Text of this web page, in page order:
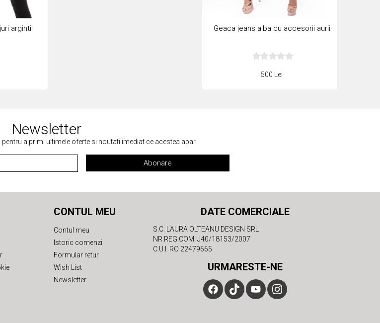
argintii Geaca jeans alba cu accesorii aurii
500 Lei
Newsletter
a primi ultimele oferte si noutati imediat ce acestea apar
Abonare
CONTUL MEU
Contul meu
Istoric comenzi
Formular retur
Wish List
Newsletter
DATE COMERCIALE
S.C. LAURA OLTEANU DESIGN SRL
NR.REG.COM. J40/18153/2007
C.U.I. RO 22479665
URMARESTE-NE